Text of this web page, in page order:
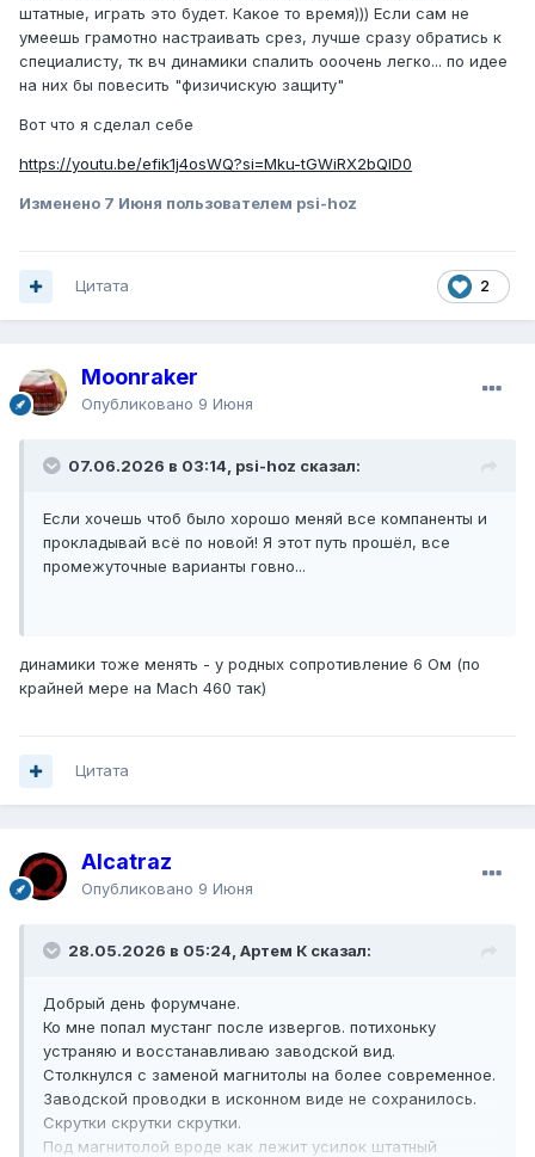
штатные, играть это будет. Какое то время))) Если сам не
умеешь грамотно настраивать срез, лучше сразу обратись к
специалисту, тк вч динамики спалить ооочень легко... по идее
на них бы повесить "физичискую защиту"
Вот что я сделал себе
https://youtu.be/efik1j4osWQ?si=Mku-tGWiRX2bQlD0
Изменено 7 Июня пользователем psi-hoz
2
Цитата
Moonraker
Опубликовано 9 Июня
07.06.2026 в 03:14, psi-hoz сказал:
Если хочешь чтоб было хорошо меняй все компаненты и
прокладывай всё по новой! Я этот путь прошёл, все
промежуточные варианты говно...
динамики тоже менять - у родных сопротивление 6 Ом (по
крайней мере на Mach 460 так)
Цитата
Alcatraz
Опубликовано 9 Июня
28.05.2026 в 05:24, Артем К сказал:
Добрый день форумчане.
Ко мне попал мустанг после извергов. потихоньку
устраняю и восстанавливаю заводской вид.
Столкнулся с заменой магнитолы на более современное.
Заводской проводки в исконном виде не сохранилось.
Скрутки скрутки скрутки.
Под магнитолой вроде как лежит усилок штатный